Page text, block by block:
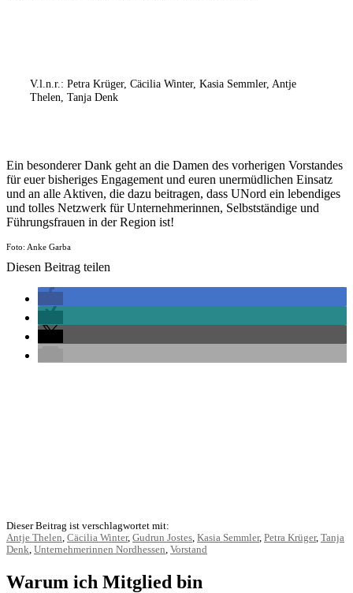
V.l.n.r.: Petra Krüger, Cäcilia Winter, Kasia Semmler, Antje
Thelen, Tanja Denk
Ein besonderer Dank geht an die Damen des vorherigen Vorstandes
für euer bisheriges Engagement und euren unermüdlichen Einsatz
und an alle Aktiven, die dazu beitragen, dass UNord ein lebendiges
und tolles Netzwerk für Unternehmerinnen, Selbstständige und
Führungsfrauen in der Region ist!
Foto: Anke Garba
Diesen Beitrag teilen
Dieser Beitrag ist verschlagwortet mit:
Antje Thelen, Cäcilia Winter, Gudrun Jostes, Kasia Semmler, Petra Krüger, Tanja
Denk, Unternehmerinnen Nordhessen, Vorstand
Warum ich Mitglied bin